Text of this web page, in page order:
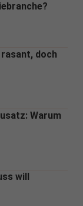
doch
Warum
will